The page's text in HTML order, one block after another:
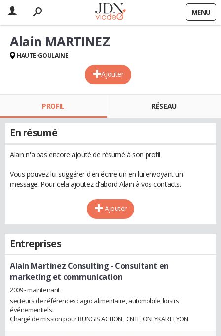
MENU
Ajouter
Alain MARTINEZ
HAUTE-GOULAINE
PROFIL RÉSEAU
En résumé
Alain n'a pas encore ajouté de résumé à son profil.
Vous pouvez lui suggérer d'en écrire un en lui envoyant un
message. Pour cela ajoutez d'abord Alain à vos contacts.
Ajouter
Entreprises
Alain Martinez Consulting - Consultant en
marketing et communication
2009 - maintenant
secteurs de références : agro alimentaire, automobile, loisirs
événementiels.
Chargé de mission pour RUNGIS ACTION , CNTF, ONLYKART LYON.